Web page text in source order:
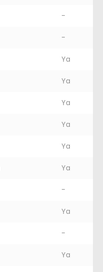
-
-
Ya
Ya
Ya
Ya
Ya
Ya
-
Ya
-
Ya